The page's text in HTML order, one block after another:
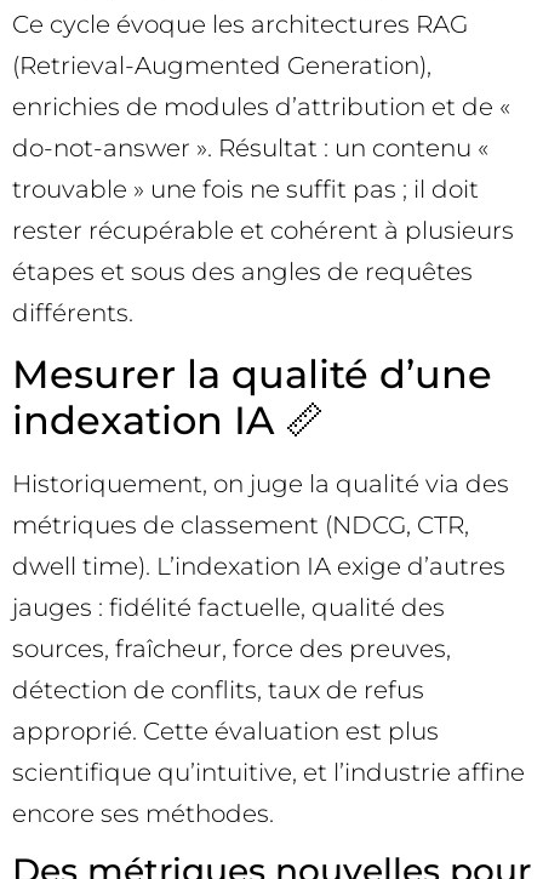
Ce cycle évoque les architectures RAG
(Retrieval-Augmented Generation),
enrichies de modules d’attribution et de «
do-not-answer ». Résultat : un contenu «
trouvable » une fois ne suffit pas ; il doit
rester récupérable et cohérent à plusieurs
étapes et sous des angles de requêtes
différents.
Mesurer la qualité d’une
indexation IA 📏
Historiquement, on juge la qualité via des
métriques de classement (NDCG, CTR,
dwell time). L’indexation IA exige d’autres
jauges : fidélité factuelle, qualité des
sources, fraîcheur, force des preuves,
détection de conflits, taux de refus
approprié. Cette évaluation est plus
scientifique qu’intuitive, et l’industrie affine
encore ses méthodes.
Des métriques nouvelles pour